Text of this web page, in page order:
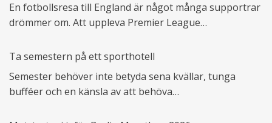
En fotbollsresa till England är något många supportrar
drömmer om. Att uppleva Premier League…
Ta semestern på ett sporthotell
Semester behöver inte betyda sena kvällar, tunga
bufféer och en känsla av att behöva…